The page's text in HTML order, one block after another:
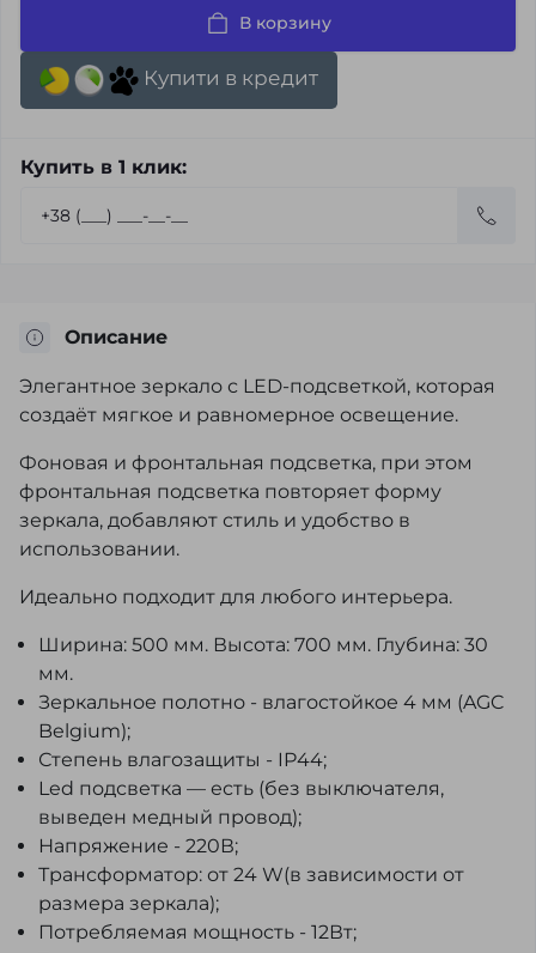
В корзину
Купити в кредит
Купить в 1 клик:
Описание
Элегантное зеркало с LED-подсветкой, которая
создаёт мягкое и равномерное освещение.
Фоновая и фронтальная подсветка, при этом
фронтальная подсветка повторяет форму
зеркала, добавляют стиль и удобство в
использовании.
Идеально подходит для любого интерьера.
Ширина: 500 мм. Высота: 700 мм. Глубина: 30
мм.
Зеркальное полотно - влагостойкое 4 мм (AGC
Belgium);
Степень влагозащиты - IP44;
Led подсветка — есть (без выключателя,
выведен медный провод);
Напряжение - 220В;
Трансформатор: от 24 W(в зависимости от
размера зеркала);
Потребляемая мощность - 12Вт;